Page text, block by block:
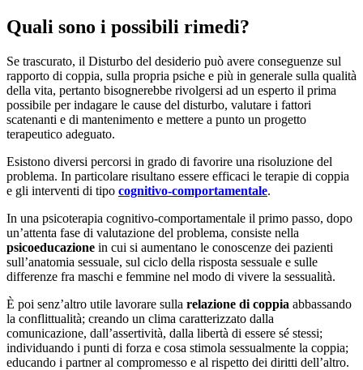
Quali sono i possibili rimedi?
Se trascurato, il Disturbo del desiderio può avere conseguenze sul
rapporto di coppia, sulla propria psiche e più in generale sulla qualità
della vita, pertanto bisognerebbe rivolgersi ad un esperto il prima
possibile per indagare le cause del disturbo, valutare i fattori
scatenanti e di mantenimento e mettere a punto un progetto
terapeutico adeguato.
Esistono diversi percorsi in grado di favorire una risoluzione del
problema. In particolare risultano essere efficaci le terapie di coppia
e gli interventi di tipo cognitivo-comportamentale.
In una psicoterapia cognitivo-comportamentale il primo passo, dopo
un’attenta fase di valutazione del problema, consiste nella
psicoeducazione in cui si aumentano le conoscenze dei pazienti
sull’anatomia sessuale, sul ciclo della risposta sessuale e sulle
differenze fra maschi e femmine nel modo di vivere la sessualità.
È poi senz’altro utile lavorare sulla relazione di coppia abbassando
la conflittualità; creando un clima caratterizzato dalla
comunicazione, dall’assertività, dalla libertà di essere sé stessi;
individuando i punti di forza e cosa stimola sessualmente la coppia;
educando i partner al compromesso e al rispetto dei diritti dell’altro.